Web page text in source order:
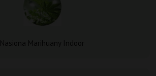
Nasiona Marihuany Indoor